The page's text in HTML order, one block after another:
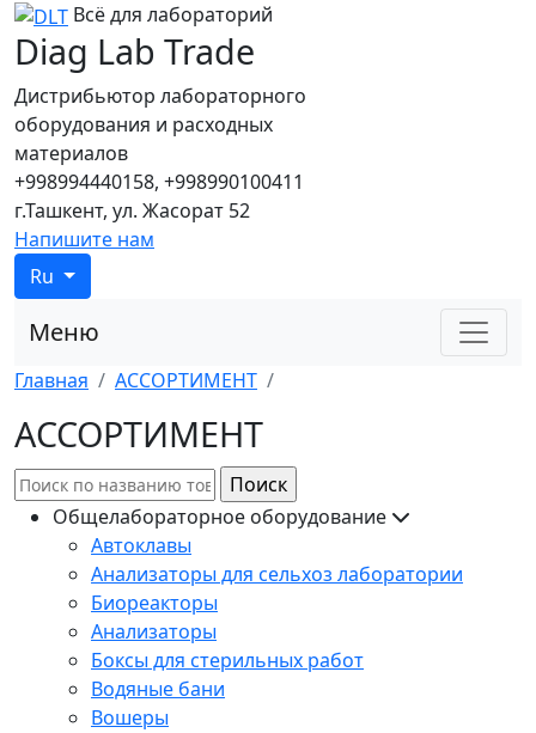
Всё для лабораторий
Diag Lab Trade
Дистрибьютор лабораторного
оборудования и расходных
материалов
+998994440158, +998990100411
г.Ташкент, ул. Жасорат 52
Напишите нам
Ru
Меню
Главная АССОРТИМЕНТ
АССОРТИМЕНТ
Форма поиска
Поиск
Общелабораторное оборудование
Автоклавы
Анализаторы для сельхоз лаборатории
Биореакторы
Анализаторы
Боксы для стерильных работ
Водяные бани
Вошеры